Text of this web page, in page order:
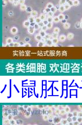
小鼠胚